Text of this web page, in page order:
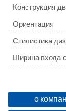
Конструкция
Ориентация
Стилистика
Ширина входа
Количество
Коллекция
о